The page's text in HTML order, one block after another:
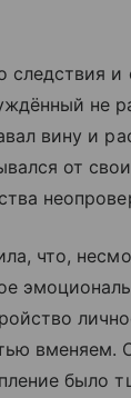
следствия и
не
вину и
от
что,
вменяем.
было